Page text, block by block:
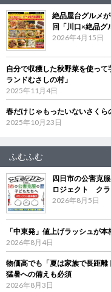
絶品屋台グルメ
回「川口×絶品グ
2026年4月15日
自分で収穫した秋野菜を使っ
ランドむさしの村」
2025年11月4日
春だけじゃもったいないさく
2025年10月23日
ふむふむ
四日市の公害克
ロジェクト クラ
2026年8月5日
「中東発」値上げラッシュが
2026年8月4日
物価高でも「夏は家族で長距
猛暑への備えも必須
2026年8月3日